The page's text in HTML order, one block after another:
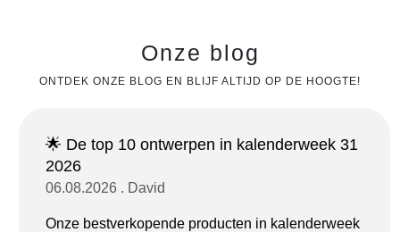
Onze blog
ONTDEK ONZE BLOG EN BLIJF ALTIJD OP DE HOOGTE!
🌟 De top 10 ontwerpen in kalenderweek 31
2026
06.08.2026 . David
Onze bestverkopende producten in kalenderweek